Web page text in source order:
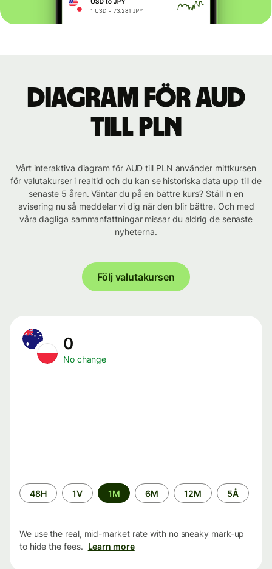
Diagram för AUD
till PLN
Vårt interaktiva diagram för AUD till PLN använder mittkursen
för valutakurser i realtid och du kan se historiska data upp till de
senaste 5 åren. Väntar du på en bättre kurs? Ställ in en
avisering nu så meddelar vi dig när den blir bättre. Och med
våra dagliga sammanfattningar missar du aldrig de senaste
nyheterna.
Följ valutakursen
0
No change
Time
period
48H 1V 1M 6M 12M 5Å
We use the real, mid-market rate with no sneaky mark-up
to hide the fees. Learn more